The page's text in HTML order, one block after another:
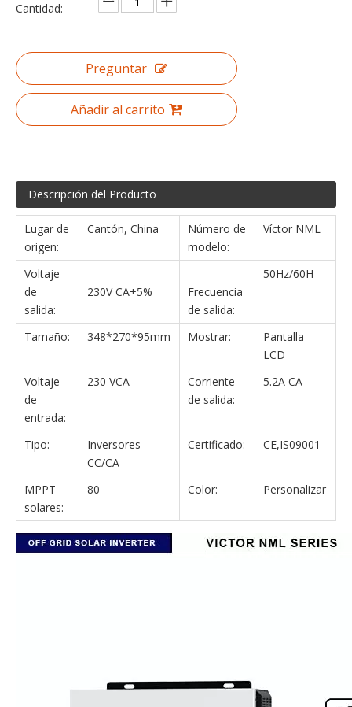
Cantidad:
Preguntar
Añadir al carrito
Descripción del Producto
Lugar de
origen:
Cantón, China
Número de
modelo:
Víctor NML
Voltaje
de
salida:
230V CA+5%
Frecuencia
de salida:
50Hz/60H
Tamaño: 348*270*95mm Mostrar:
Pantalla
LCD
Voltaje
de
entrada:
230 VCA
Corriente
de salida:
5.2A CA
Tipo:
Inversores
CC/CA
Certificado: CE,IS09001
MPPT
solares:
80 Color: Personalizar